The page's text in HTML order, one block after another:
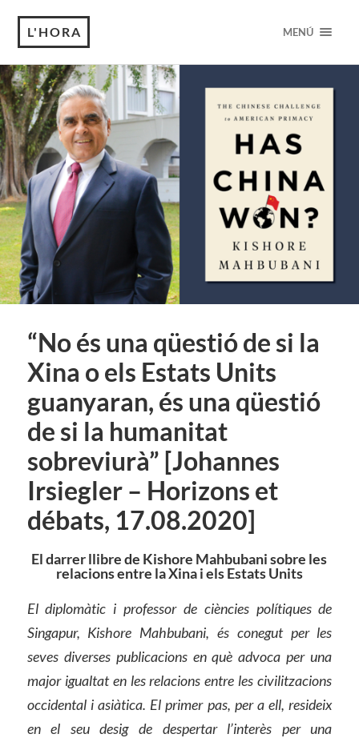
L'HORA MENÚ
“No és una qüestió de si la
Xina o els Estats Units
guanyaran, és una qüestió
de si la humanitat
sobreviurà” [Johannes
Irsiegler – Horizons et
débats, 17.08.2020]
El darrer llibre de Kishore Mahbubani sobre les
relacions entre la Xina i els Estats Units
El diplomàtic i professor de ciències polítiques de
Singapur, Kishore Mahbubani, és conegut per les
seves diverses publicacions en què advoca per una
major igualtat en les relacions entre les civilitzacions
occidental i asiàtica. El primer pas, per a ell, resideix
en el seu desig de despertar l’interès per una